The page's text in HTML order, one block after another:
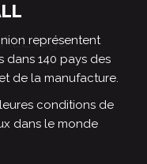
représentent
dans 140 pays des
de la manufacture.
conditions de
dans le monde